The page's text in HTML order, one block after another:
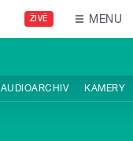
ŽIVĚ MENU
AUDIOARCHIV KAMERY